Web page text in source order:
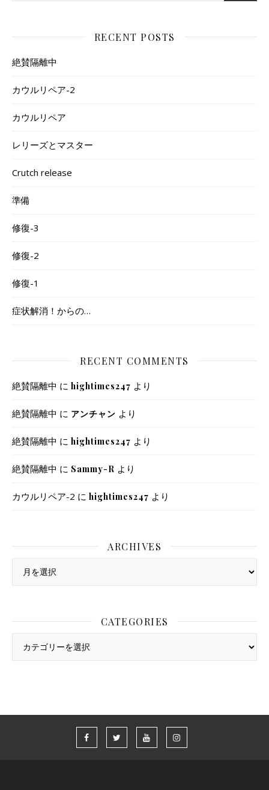
RECENT POSTS
絶賛隔離中
カウルリペア-2
カウルリペア
レリーズとマスター
Crutch release
準備
修復-3
修復-2
修復-1
症状解消！からの…
RECENT COMMENTS
絶賛隔離中 に hightimes247 より
絶賛隔離中 に アンチャン より
絶賛隔離中 に hightimes247 より
絶賛隔離中 に Sammy-R より
カウルリペア-2 に hightimes247 より
ARCHIVES
CATEGORIES